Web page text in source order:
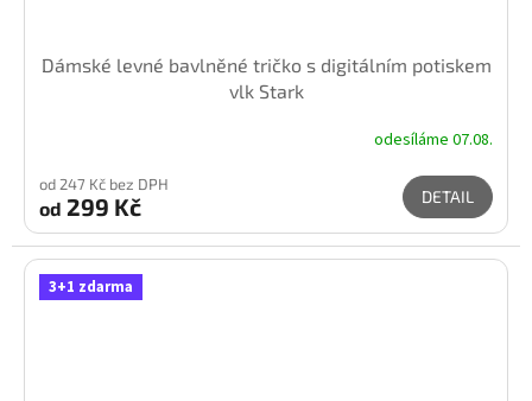
Dámské levné bavlněné tričko s digitálním potiskem
vlk Stark
odesíláme 07.08.
od 247 Kč bez DPH
od 299 Kč DETAIL
3+1 zdarma